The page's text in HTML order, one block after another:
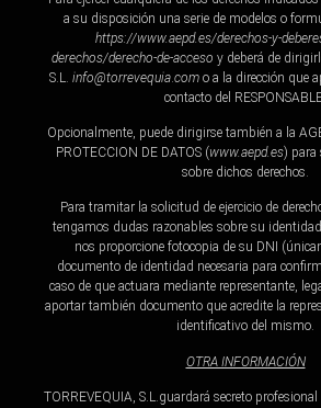
a su disposición una serie de modelos o
https://www.aepd.es/derechos-y-
derechos/derecho-de-acceso y deberá de
S.L. info@torrevequia com o a la dirección que
contacto del
Opcionalmente, puede dirigirse también a la
PROTECCION DE DATOS (www.aepd.es) para
sobre dichos derechos.
Para tramitar la solicitud de ejercicio de
tengamos dudas razonables sobre su
nos proporcione fotocopia de su DNI
documento de identidad necesaria para
caso de que actuara mediante representante,
aportar también documento que acredite la
identificativo del mismo.
OTRA INFORMACIÓN
TORREVEQUIA, S.L.guardará secreto